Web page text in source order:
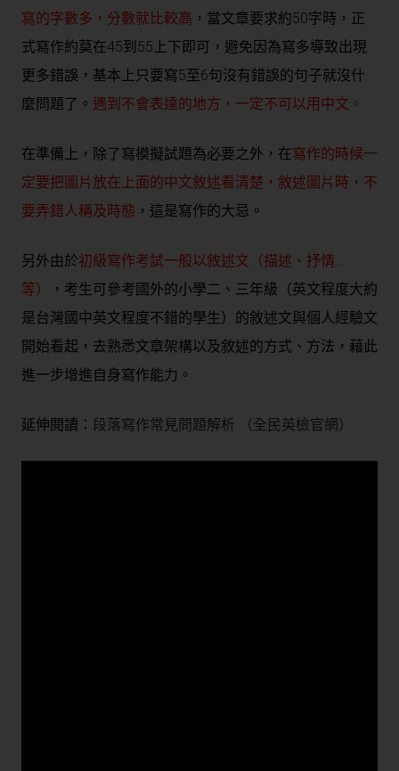
寫的字數多，分數就比較高 ，當文章要求約50字時，正
式寫作約莫在45到55上下即可，避免因為寫多導致出現
更多錯誤，基本上只要寫5至6句沒有錯誤的句子就沒什
麼問題了。 遇到不會表達的地方，一定不可以用中文。
在準備上，除了寫模擬試題為必要之外，在寫作的時候一
定要把圖片放在上面的中文敘述看清楚，敘述圖片時，不
要弄錯人稱及時態 ，這是寫作的大忌。
另外由於初級寫作考試一般以敘述文（描述、抒情…
等）
，考生可參考國外的小學二、三年級（英文程度大約
是台灣國中英文程度不錯的學生）的敘述文與個人經驗文
開始看起，去熟悉文章架構以及敘述的方式、方法，藉此
進一步增進自身寫作能力。
延伸閱讀： 段落寫作常見問題解析 （全民英檢官網）